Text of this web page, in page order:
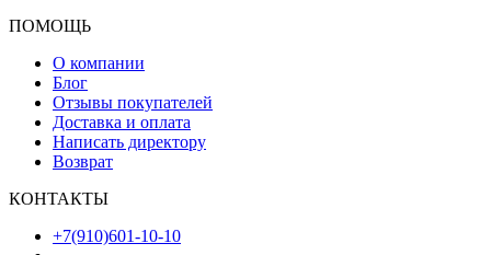
ПОМОЩЬ
О компании
Блог
Отзывы покупателей
Доставка и оплата
Написать директору
Возврат
КОНТАКТЫ
+7(910)601-10-10